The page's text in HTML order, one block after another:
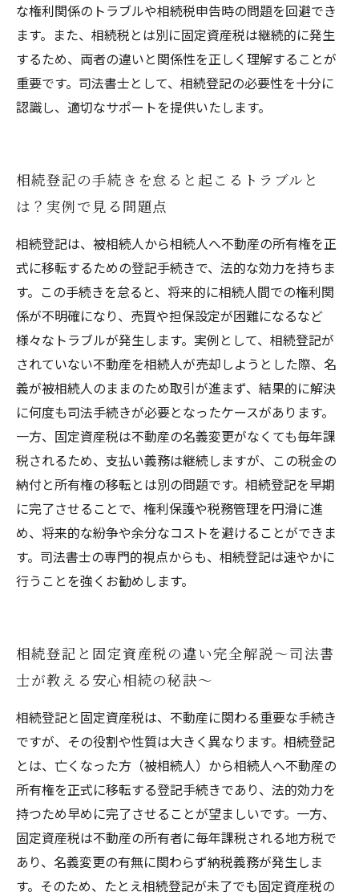
な権利関係のトラブルや相続税申告時の問題を回避でき
ます。また、相続税とは別に固定資産税は継続的に発生
するため、両者の違いと関係性を正しく理解することが
重要です。司法書士として、相続登記の必要性を十分に
認識し、適切なサポートを提供いたします。
相続登記の手続きを怠ると起こるトラブルと
は？実例で見る問題点
相続登記は、被相続人から相続人へ不動産の所有権を正
式に移転するための登記手続きで、法的な効力を持ちま
す。この手続きを怠ると、将来的に相続人間での権利関
係が不明確になり、売買や担保設定が困難になるなど
様々なトラブルが発生します。実例として、相続登記が
されていない不動産を相続人が売却しようとした際、名
義が被相続人のままのため取引が進まず、結果的に解決
に何度も司法手続きが必要となったケースがあります。
一方、固定資産税は不動産の名義変更がなくても毎年課
税されるため、支払い義務は継続しますが、この税金の
納付と所有権の移転とは別の問題です。相続登記を早期
に完了させることで、権利保護や税務管理を円滑に進
め、将来的な紛争や余分なコストを避けることができま
す。司法書士の専門的視点からも、相続登記は速やかに
行うことを強くお勧めします。
相続登記と固定資産税の違い完全解説〜司法書
士が教える安心相続の秘訣〜
相続登記と固定資産税は、不動産に関わる重要な手続き
ですが、その役割や性質は大きく異なります。相続登記
とは、亡くなった方（被相続人）から相続人へ不動産の
所有権を正式に移転する登記手続きであり、法的効力を
持つため早めに完了させることが望ましいです。一方、
固定資産税は不動産の所有者に毎年課税される地方税で
あり、名義変更の有無に関わらず納税義務が発生しま
す。そのため、たとえ相続登記が未了でも固定資産税の